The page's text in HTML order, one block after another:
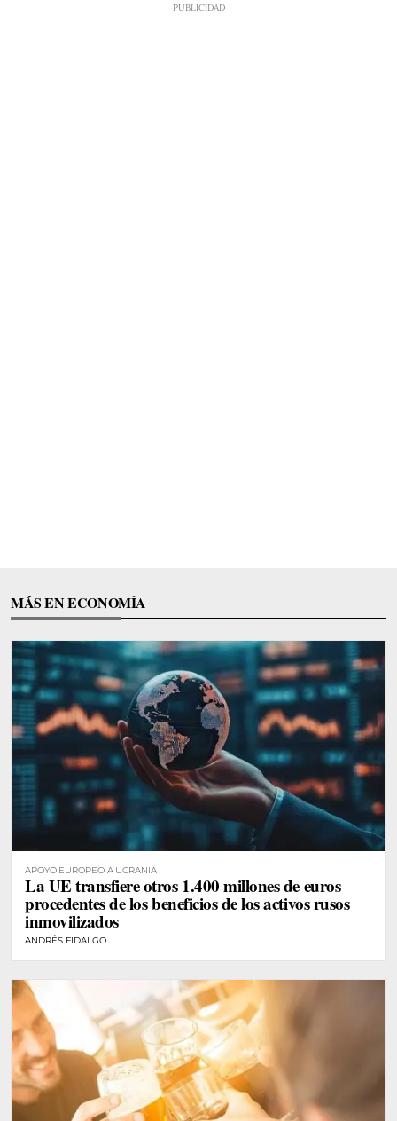
MÁS EN ECONOMÍA
APOYO EUROPEO A UCRANIA
La UE transfiere otros 1.400 millones de euros
procedentes de los beneficios de los activos rusos
inmovilizados
ANDRÉS FIDALGO